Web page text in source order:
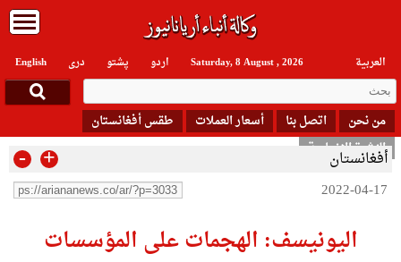
English دری پشتو العربیة اردو Saturday, 8 August , 2026
من نحن اتصل بنا أسعار العملات
طقس أفغانستان
النشرة الإخبارية
أفغانستان - +
2022-04-17
اليونيسف: الهجمات على المؤسسات